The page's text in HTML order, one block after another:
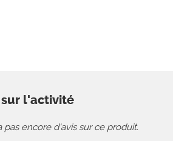
sur l'activité
pas encore d'avis sur ce produit.